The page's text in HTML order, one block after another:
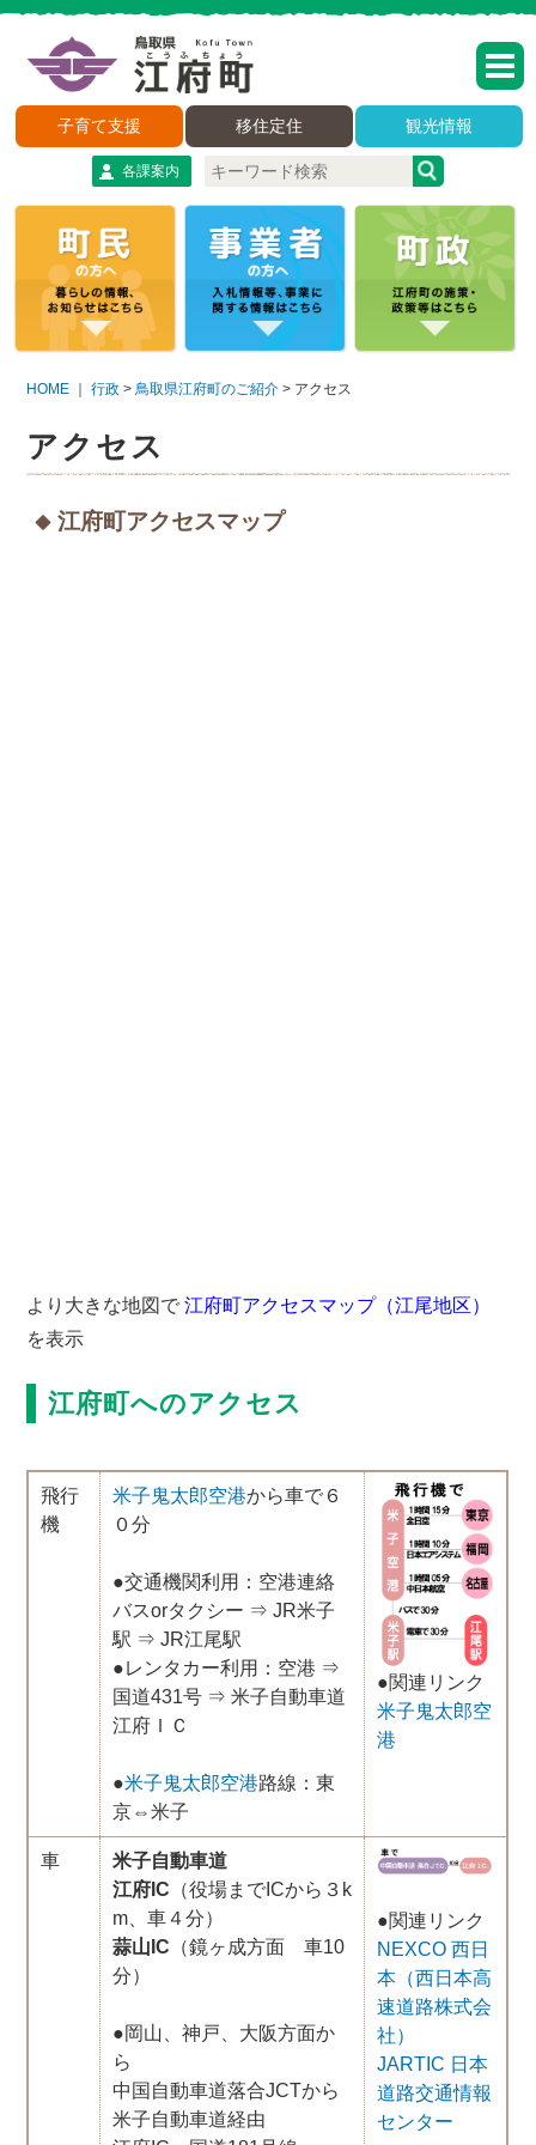
子育て支援 移住定住 観光情報
各課案内
HOME ｜行政 > 鳥取県江府町のご紹介 > アクセス
アクセス
江府町アクセスマップ
より大きな地図で江府町アクセスマップ（江尾地区）
を表示
江府町へのアクセス
飛行
機
米子鬼太郎空港から車で６
０分
●交通機関利用：空港連絡
バスorタクシー ⇒ JR米子
駅 ⇒ JR江尾駅
●レンタカー利用：空港 ⇒
国道431号 ⇒ 米子自動車道
江府ＩＣ
●米子鬼太郎空港路線：東
京⇔米子
●関連リンク
米子鬼太郎空
港
車
米子自動車道
江府IC （役場までICから３k
m、車４分）
蒜山IC （鏡ヶ成方面 車10
分）
●岡山、神戸、大阪方面か
ら
中国自動車道落合JCTから
米子自動車道経由
●関連リンク
NEXCO 西日
本（西日本高
速道路株式会
社）
JARTIC 日本
道路交通情報
センター